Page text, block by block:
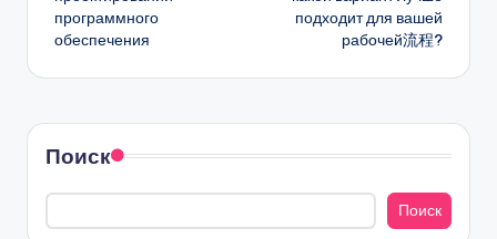
программного
обеспечения
подходит для вашей
рабочей流程?
Поиск
Поиск